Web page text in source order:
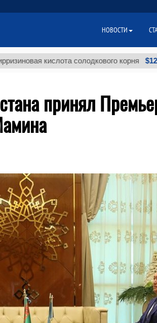
кислота солодкового корня $12935,18
принял
НОВОСТИ